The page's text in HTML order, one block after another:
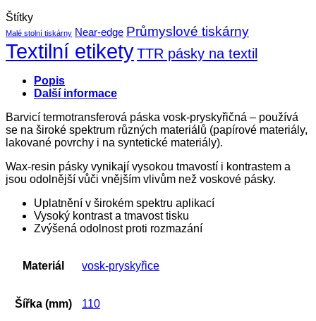
Štítky
Malé stolní tiskárny Near-edge Průmyslové tiskárny
Textilní etiketyTTR pásky na textil
Popis
Další informace
Barvicí termotransferová páska vosk-pryskyřičná – používá
se na široké spektrum různých materiálů (papírové materiály,
lakované povrchy i na syntetické materiály).
Wax-resin pásky vynikají vysokou tmavostí i kontrastem a
jsou odolnější vůči vnějším vlivům než voskové pásky.
Uplatnění v širokém spektru aplikací
Vysoký kontrast a tmavost tisku
Zvýšená odolnost proti rozmazání
Materiál vosk-pryskyřice
Šířka (mm) 110